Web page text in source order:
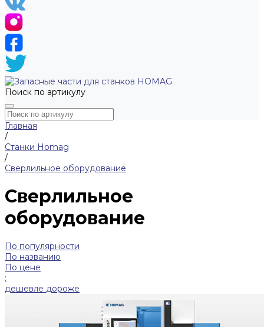
Поиск по артикулу
Главная
/
Станки Homag
/
Сверлильное оборудование
Сверлильное
оборудование
По популярности
По названию
По цене
:
дешевле дороже